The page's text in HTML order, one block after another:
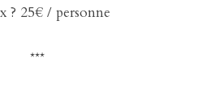
? 25€ / personne
***